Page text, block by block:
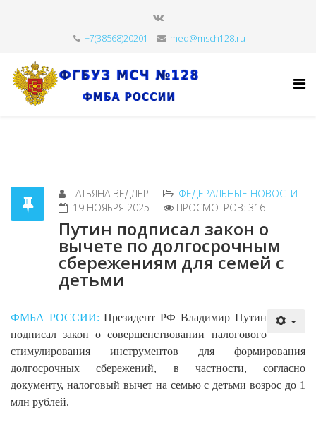
+7(38568)20201 med@msch128.ru
ТАТЬЯНА ВЕДЛЕР
ФЕДЕРАЛЬНЫЕ НОВОСТИ
19 НОЯБРЯ 2025
ПРОСМОТРОВ: 316
Путин подписал закон о
вычете по долгосрочным
сбережениям для семей с
детьми
ФМБА РОССИИ: Президент РФ Владимир Путин
подписал закон о совершенствовании налогового
стимулирования инструментов для формирования
долгосрочных сбережений, в частности, согласно
документу, налоговый вычет на семью с детьми возрос до 1
млн рублей.